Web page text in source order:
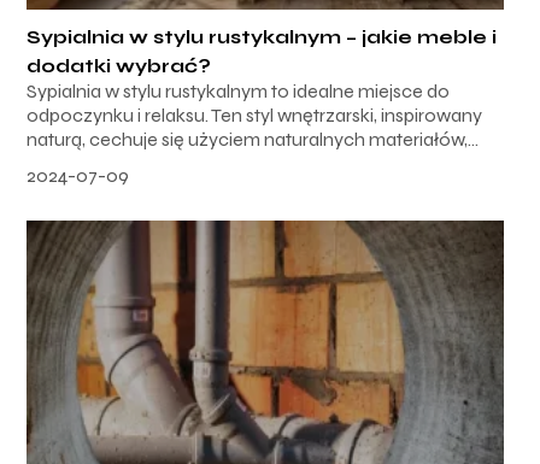
Sypialnia w stylu rustykalnym – jakie meble i
dodatki wybrać?
Sypialnia w stylu rustykalnym to idealne miejsce do
odpoczynku i relaksu. Ten styl wnętrzarski, inspirowany
naturą, cechuje się użyciem naturalnych materiałów,...
2024-07-09